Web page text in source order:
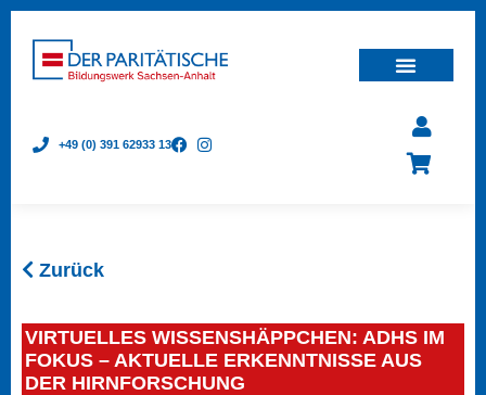
+49 (0) 391 62933 13
Zurück
VIRTUELLES WISSENSHÄPPCHEN: ADHS IM
FOKUS – AKTUELLE ERKENNTNISSE AUS
DER HIRNFORSCHUNG